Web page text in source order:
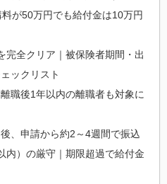
が50万円でも給付金は10万円
完全クリア｜被保険者期間・出
ックリスト
職後1年以内の離職者も対象に
、申請から約2～4週間で振込
内）の厳守｜期限超過で給付金